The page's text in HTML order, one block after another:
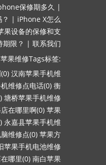
保修期多久 |
| iPhone X怎么
果设备的保修和支
期限？ | 联系我们
苹果维修Tags标签:
汉南苹果手机维
维修点电话(0) 衡
塘桥苹果手机维修
在哪里啊(0) 苹果
永嘉县苹果手机维
维修点(0) 苹果方
苹果手机电池维修
哪里(0) 南白苹果